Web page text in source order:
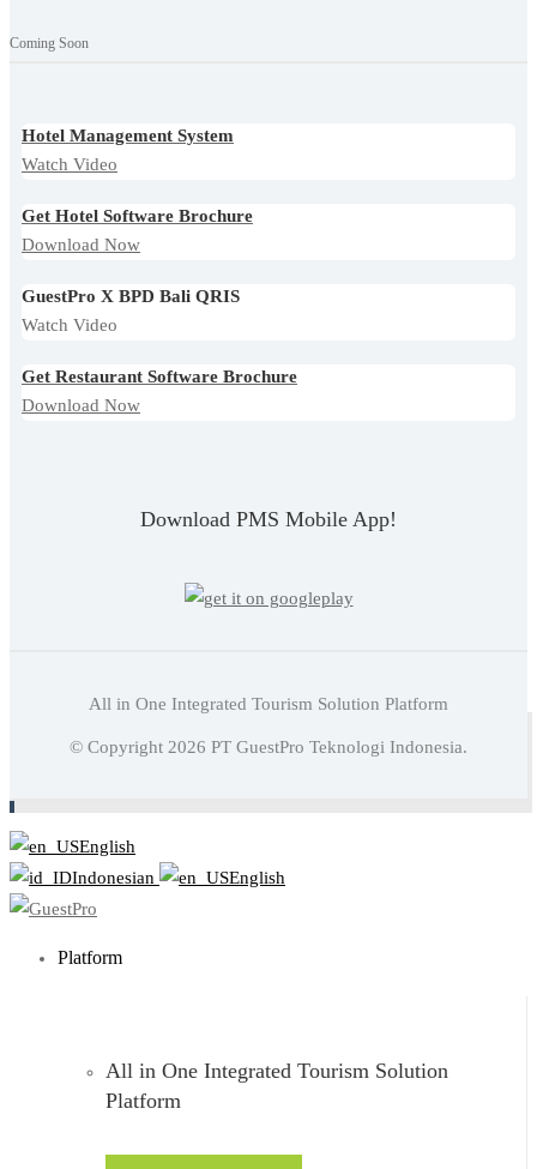
Coming Soon
Hotel Management System
Watch Video
Get Hotel Software Brochure
Download Now
GuestPro X BPD Bali QRIS
Watch Video
Get Restaurant Software Brochure
Download Now
Download PMS Mobile App!
All in One Integrated Tourism Solution Platform
© Copyright 2026 PT GuestPro Teknologi Indonesia.
Baca juga: 11 Jenis Kamar Hotel Dan Fasilitas Yang
English
Indonesian
English
Platform
All in One Integrated Tourism Solution
Platform